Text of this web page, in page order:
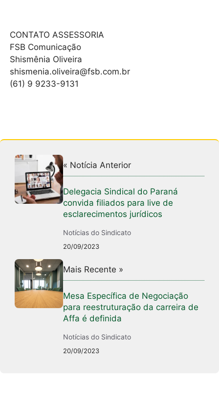
CONTATO ASSESSORIA
FSB Comunicação
Shismênia Oliveira
shismenia.oliveira@fsb.com.br
(61) 9 9233-9131
« Notícia Anterior
Delegacia Sindical do Paraná
convida filiados para live de
esclarecimentos jurídicos
Notícias do Sindicato
20/09/2023
Mais Recente »
Mesa Específica de Negociação
para reestruturação da carreira de
Affa é definida
Notícias do Sindicato
20/09/2023